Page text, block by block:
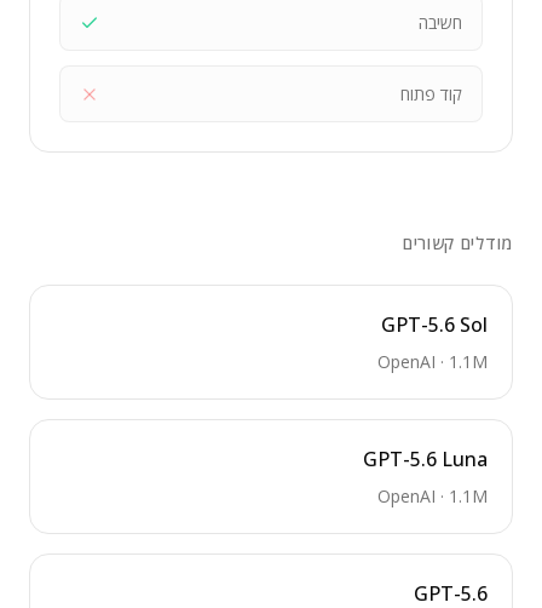
חשיבה
קוד פתוח
מודלים קשורים
GPT-5.6 Sol
OpenAI · 1.1M
GPT-5.6 Luna
OpenAI · 1.1M
GPT-5.6